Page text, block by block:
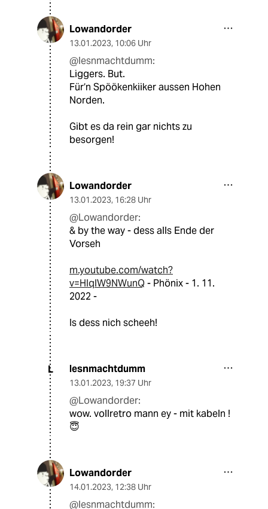
Lowandorder
13.01.2023, 10:06 Uhr
@lesnmachtdumm:
Liggers. But.
Für‘n Spöökenkiiker aussen Hohen
Norden.
Gibt es da rein gar nichts zu
besorgen!
Lowandorder
13.01.2023, 16:28 Uhr
@Lowandorder:
& by the way - dess alls Ende der
Vorseh
m.youtube.com/watch?
v=HIqlW9NWunQ- Phönix - 1. 11.
2022 -
Is dess nich scheeh!
L lesnmachtdumm
13.01.2023, 19:37 Uhr
@Lowandorder:
wow. vollretro mann ey - mit kabeln !
😇
Lowandorder
14.01.2023, 12:38 Uhr
@lesnmachtdumm: